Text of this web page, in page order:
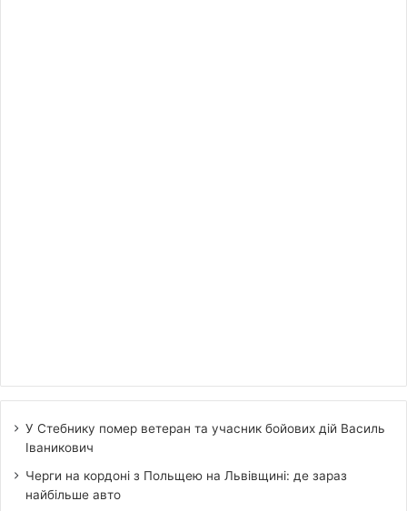
У Стебнику помер ветеран та учасник бойових дій Василь
Іваникович
Черги на кордоні з Польщею на Львівщині: де зараз
найбільше авто